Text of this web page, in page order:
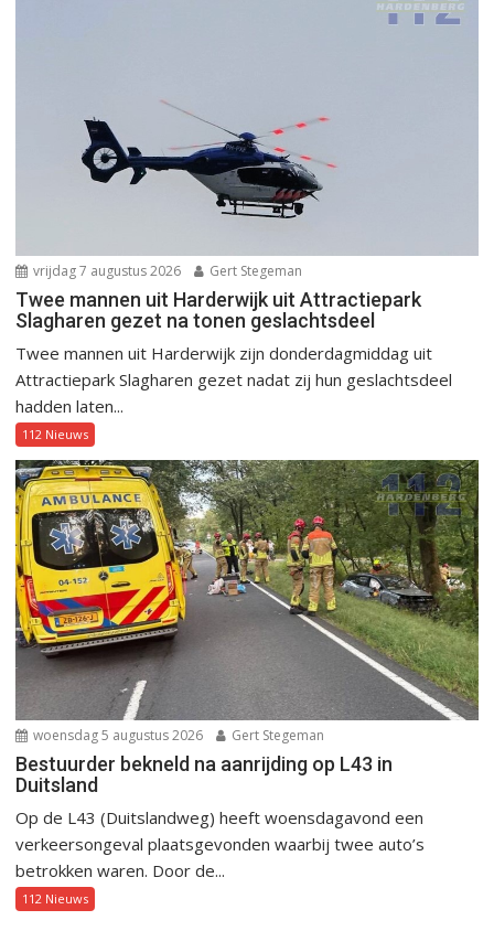
vrijdag 7 augustus 2026 Gert Stegeman
Twee mannen uit Harderwijk uit Attractiepark
Slagharen gezet na tonen geslachtsdeel
Twee mannen uit Harderwijk zijn donderdagmiddag uit
Attractiepark Slagharen gezet nadat zij hun geslachtsdeel
hadden laten...
112 Nieuws
woensdag 5 augustus 2026 Gert Stegeman
Bestuurder bekneld na aanrijding op L43 in
Duitsland
Op de L43 (Duitslandweg) heeft woensdagavond een
verkeersongeval plaatsgevonden waarbij twee auto’s
betrokken waren. Door de...
112 Nieuws